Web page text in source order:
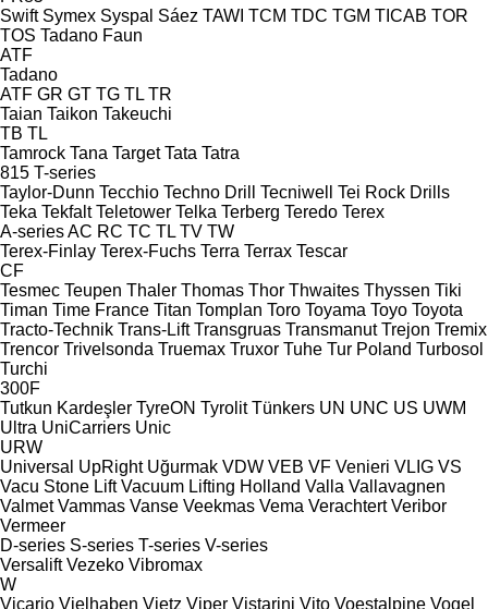
Swift Symex Syspal Sáez TAWI TCM TDC TGM TICAB TOR
TOS Tadano Faun
ATF
Tadano
ATF GR GT TG TL TR
Taian Taikon Takeuchi
TB TL
Tamrock Tana Target Tata Tatra
815 T-series
Taylor-Dunn Tecchio Techno Drill Tecniwell
Tei Rock Drills
Teka Tekfalt Teletower Telka Terberg Teredo Terex
A-seriesAC RC TC TL TV TW
Terex-Finlay Terex-Fuchs Terra Terrax Tescar
CF
Tesmec Teupen Thaler Thomas Thor Thwaites Thyssen Tiki
Timan Time France Titan Tomplan Toro Toyama Toyo Toyota
Tracto-Technik Trans-Lift Transgruas Transmanut Trejon Tremix
Trencor Trivelsonda Truemax Truxor Tuhe Tur Poland Turbosol
Turchi
300F
Tutkun Kardeşler TyreON Tyrolit Tünkers UN UNC US UWM
Ultra UniCarriers Unic
URW
Universal UpRight Uğurmak VDW VEB VF Venieri VLIG VS
Vacu Stone Lift Vacuum Lifting Holland Valla Vallavagnen
Valmet Vammas Vanse Veekmas Vema Verachtert Veribor
Vermeer
D-series S-series T-series V-series
Versalift Vezeko Vibromax
W
Vicario Vielhaben Vietz Viper Vistarini Vito Voestalpine Vogel